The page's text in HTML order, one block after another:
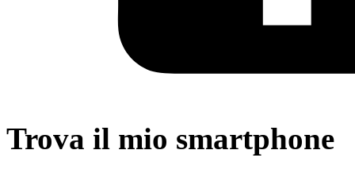
Trova il mio smartphone